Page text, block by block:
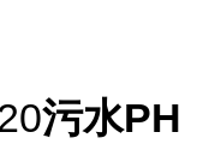
污水PH